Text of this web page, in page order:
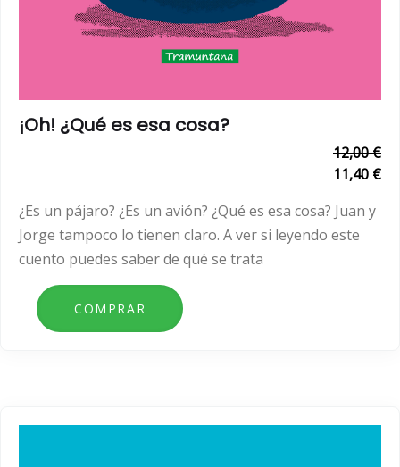
¡Oh! ¿Qué es esa cosa?
12,00 €
11,40 €
¿Es un pájaro? ¿Es un avión? ¿Qué es esa cosa? Juan y
Jorge tampoco lo tienen claro. A ver si leyendo este
cuento puedes saber de qué se trata